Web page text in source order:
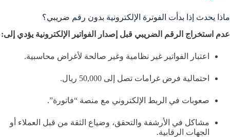
ماذا يحدث إذا بدأت الفوترة الإلكترونية بدون رقم ضريبي؟
عدم استخراج الرقم الضريبي قبل إصدار الفواتير الإلكترونية يؤدي إلى:
اعتبار الفواتير غير نظامية وغير صالحة لأغراض محاسبية.
احتمالية فرض غرامات تصل إلى 50,000 ريال.
صعوبات في الربط الإلكتروني مع منصة “فاتورة”.
مشاكل في الأرشفة والتحقق، وضياع الثقة من قبل العملاء أو
الجهات الرقابية.